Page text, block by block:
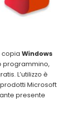
copia Windows
programmino,
L’utilizzo è
Microsoft
presente